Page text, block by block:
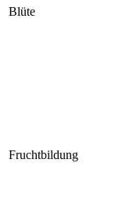
Blüte
Fruchtbildung